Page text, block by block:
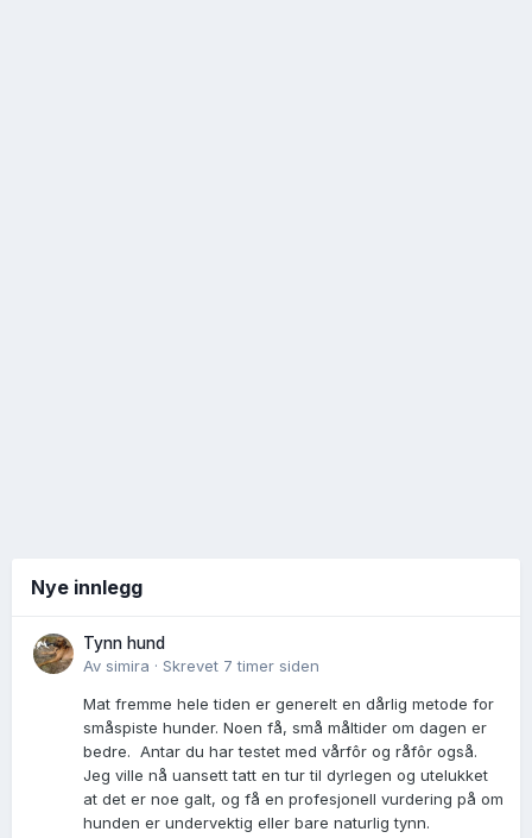
Nye innlegg
Tynn hund
Av simira · Skrevet 7 timer siden
Mat fremme hele tiden er generelt en dårlig metode for
småspiste hunder. Noen få, små måltider om dagen er
bedre. Antar du har testet med vårfôr og råfôr også.
Jeg ville nå uansett tatt en tur til dyrlegen og utelukket
at det er noe galt, og få en profesjonell vurdering på om
hunden er undervektig eller bare naturlig tynn.